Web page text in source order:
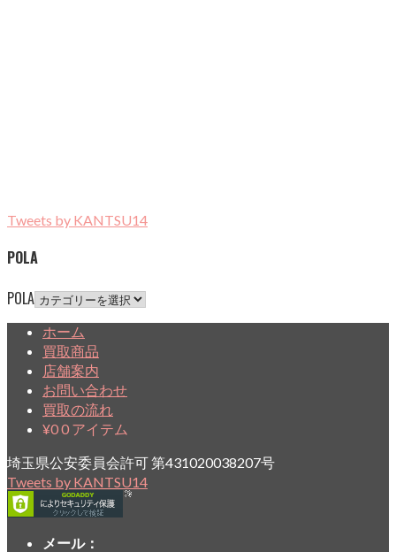
Tweets by KANTSU14
POLA
POLA
ホーム
買取商品
店舗案内
お問い合わせ
買取の流れ
¥00 アイテム
埼玉県公安委員会許可 第431020038207号
Tweets by KANTSU14
メール：